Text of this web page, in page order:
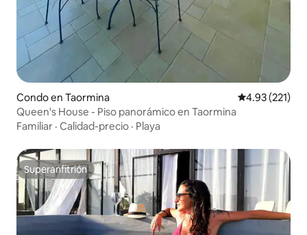
Condo en Taormina Calificación
4.93 (221)
Queen's House - Piso panorámico en Taormina
Familiar · Calidad-precio · Playa
Superanfitrión
Superanfitrión